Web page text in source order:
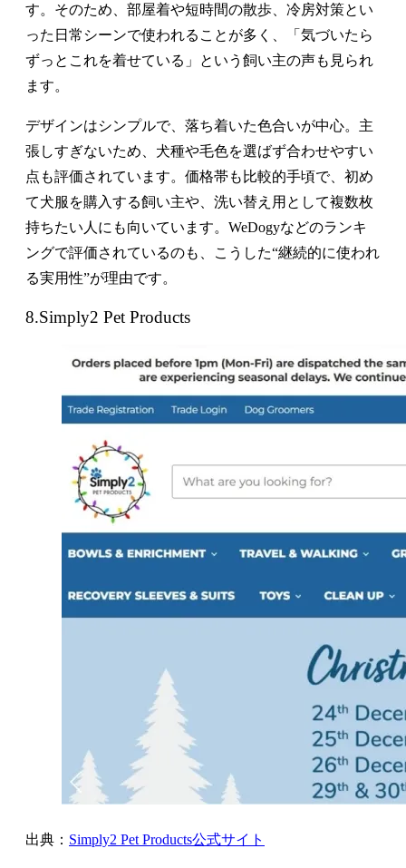
す。そのため、部屋着や短時間の散歩、冷房対策とい
った日常シーンで使われることが多く、「気づいたら
ずっとこれを着せている」という飼い主の声も見られ
ます。
デザインはシンプルで、落ち着いた色合いが中心。主
張しすぎないため、犬種や毛色を選ばず合わせやすい
点も評価されています。価格帯も比較的手頃で、初め
て犬服を購入する飼い主や、洗い替え用として複数枚
持ちたい人にも向いています。WeDogyなどのランキ
ングで評価されているのも、こうした“継続的に使われ
る実用性”が理由です。
8.Simply2 Pet Products
出典： Simply2 Pet Products公式サイト